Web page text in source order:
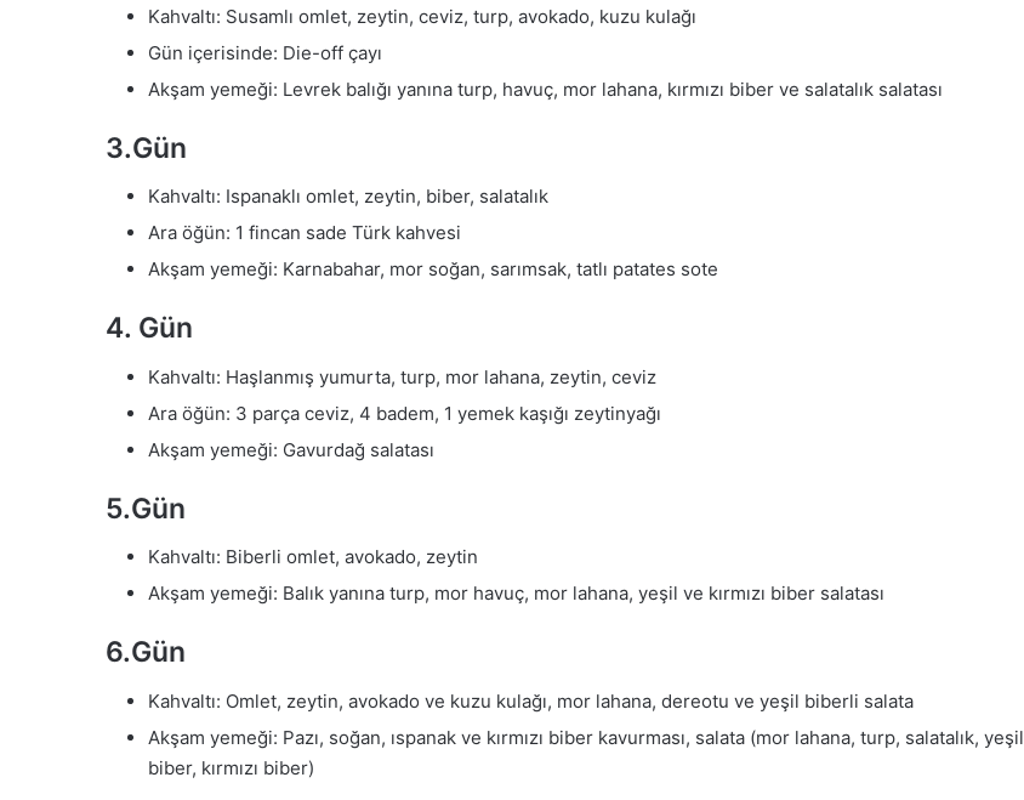
Kahvaltı: Susamlı omlet, zeytin, ceviz, turp, avokado, kuzu kulağı
Gün içerisinde: Die-off çayı
Akşam yemeği: Levrek balığı yanına turp, havuç, mor lahana, kırmızı biber ve salatalık salatası
3.Gün
Kahvaltı: Ispanaklı omlet, zeytin, biber, salatalık
Ara öğün: 1 fincan sade Türk kahvesi
Akşam yemeği: Karnabahar, mor soğan, sarımsak, tatlı patates sote
4. Gün
Kahvaltı: Haşlanmış yumurta, turp, mor lahana, zeytin, ceviz
Ara öğün: 3 parça ceviz, 4 badem, 1 yemek kaşığı zeytinyağı
Akşam yemeği: Gavurdağ salatası
5.Gün
Kahvaltı: Biberli omlet, avokado, zeytin
Akşam yemeği: Balık yanına turp, mor havuç, mor lahana, yeşil ve kırmızı biber salatası
6.Gün
Kahvaltı: Omlet, zeytin, avokado ve kuzu kulağı, mor lahana, dereotu ve yeşil biberli salata
Akşam yemeği: Pazı, soğan, ıspanak ve kırmızı biber kavurması, salata (mor lahana, turp, salatalık, yeşil
biber, kırmızı biber)